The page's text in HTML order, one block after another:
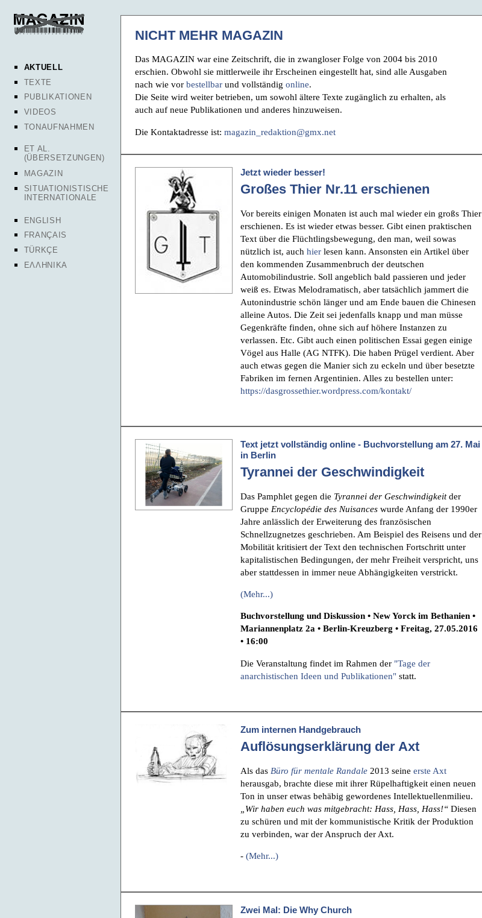
AKTUELL
TEXTE
PUBLIKATIONEN
VIDEOS
TONAUFNAHMEN
ET AL.
(ÜBERSETZUNGEN)
MAGAZIN
SITUATIONISTISCHE
INTERNATIONALE
ENGLISH
FRANÇAIS
TÜRKÇE
ΕΛΛΗΝΙΚΑ
NICHT MEHR MAGAZIN
Das MAGAZIN war eine Zeitschrift, die in zwangloser Folge von 2004 bis 2010
erschien. Obwohl sie mittlerweile ihr Erscheinen eingestellt hat, sind alle Ausgaben
nach wie vor bestellbar und vollständig online.
Die Seite wird weiter betrieben, um sowohl ältere Texte zugänglich zu erhalten, als
auch auf neue Publikationen und anderes hinzuweisen.
Die Kontaktadresse ist: magazin_redaktion@gmx.net
Jetzt wieder besser!
Großes Thier Nr.11 erschienen
Vor bereits einigen Monaten ist auch mal wieder ein großs Thier
erschienen. Es ist wieder etwas besser. Gibt einen praktischen
Text über die Flüchtlingsbewegung, den man, weil sowas
nützlich ist, auch hier lesen kann. Ansonsten ein Artikel über
den kommenden Zusammenbruch der deutschen
Automobilindustrie. Soll angeblich bald passieren und jeder
weiß es. Etwas Melodramatisch, aber tatsächlich jammert die
Autonindustrie schön länger und am Ende bauen die Chinesen
alleine Autos. Die Zeit sei jedenfalls knapp und man müsse
Gegenkräfte finden, ohne sich auf höhere Instanzen zu
verlassen. Etc. Gibt auch einen politischen Essai gegen einige
Vögel aus Halle (AG NTFK). Die haben Prügel verdient. Aber
auch etwas gegen die Manier sich zu eckeln und über besetzte
Fabriken im fernen Argentinien. Alles zu bestellen unter:
https://dasgrossethier.wordpress.com/kontakt/
Text jetzt vollständig online - Buchvorstellung am 27. Mai
in Berlin
Tyrannei der Geschwindigkeit
Das Pamphlet gegen die Tyrannei der Geschwindigkeitder
Gruppe Encyclopédie des Nuisances wurde Anfang der 1990er
Jahre anlässlich der Erweiterung des französischen
Schnellzugnetzes geschrieben. Am Beispiel des Reisens und der
Mobilität kritisiert der Text den technischen Fortschritt unter
kapitalistischen Bedingungen, der mehr Freiheit verspricht, uns
aber stattdessen in immer neue Abhängigkeiten verstrickt.
(Mehr...)
Buchvorstellung und Diskussion • New Yorck im Bethanien •
Mariannenplatz 2a • Berlin-Kreuzberg • Freitag, 27.05.2016
• 16:00
Die Veranstaltung findet im Rahmen der "Tage der
anarchistischen Ideen und Publikationen" statt.
Zum internen Handgebrauch
Auflösungserklärung der Axt
Als das Büro für mentale Randale 2013 seine erste Axt
herausgab, brachte diese mit ihrer Rüpelhaftigkeit einen neuen
Ton in unser etwas behäbig gewordenes Intellektuellenmilieu.
„Wir haben euch was mitgebracht: Hass, Hass, Hass!“ Diesen
zu schüren und mit der kommunistische Kritik der Produktion
zu verbinden, war der Anspruch der Axt.
- (Mehr...)
Zwei Mal: Die Why Church